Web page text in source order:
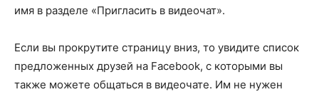
имя в разделе «Пригласить в видеочат».
Если вы прокрутите страницу вниз, то увидите список
предложенных друзей на Facebook, с которыми вы
также можете общаться в видеочате. Им не нужен